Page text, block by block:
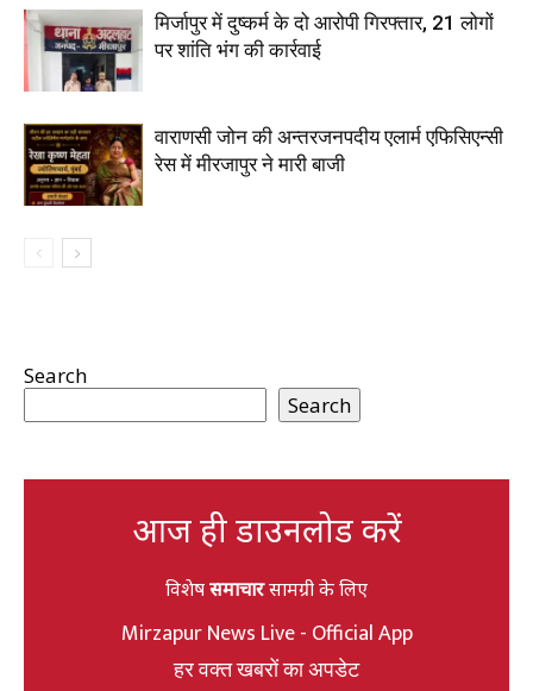
मिर्जापुर में दुष्कर्म के दो आरोपी गिरफ्तार, 21 लोगों
पर शांति भंग की कार्रवाई
वाराणसी जोन की अन्तरजनपदीय एलार्म एफिसिएन्सी
रेस में मीरजापुर ने मारी बाजी
Search
Search
आज ही डाउनलोड करें
विशेषसमाचारसामग्री के लिए
Mirzapur News Live - Official App
हर वक्त खबरों का अपडेट